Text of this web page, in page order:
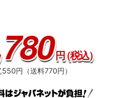
円（税込）
円（送料770円）